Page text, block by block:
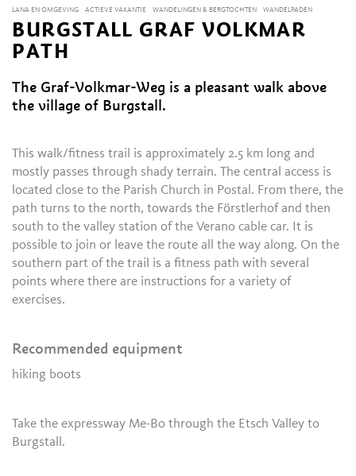
LANA EN OMGEVING ACTIEVE VAKANTIE WANDELINGEN & BERGTOCHTEN WANDELPADEN
BURGSTALL GRAF VOLKMAR
PATH
The Graf-Volkmar-Weg is a pleasant walk above
the village of Burgstall.
This walk/fitness trail is approximately 2.5 km long and
mostly passes through shady terrain. The central access is
located close to the Parish Church in Postal. From there, the
path turns to the north, towards the Förstlerhof and then
south to the valley station of the Verano cable car. It is
possible to join or leave the route all the way along. On the
southern part of the trail is a fitness path with several
points where there are instructions for a variety of
exercises.
Recommended equipment
hiking boots
Take the expressway Me-Bo through the Etsch Valley to
Burgstall.